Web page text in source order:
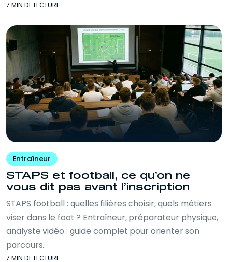
7 MIN DE LECTURE
Entraîneur
STAPS et football, ce qu’on ne
vous dit pas avant l’inscription
STAPS football : quelles filières choisir, quels métiers
viser dans le foot ? Entraîneur, préparateur physique,
analyste vidéo : guide complet pour orienter son
parcours.
7 MIN DE LECTURE